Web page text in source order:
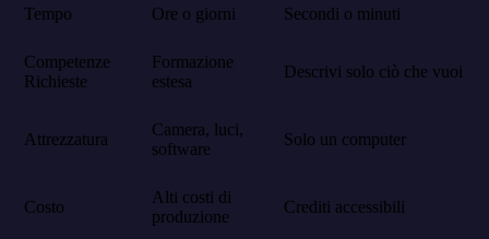
Tempo Ore o giorni Secondi o minuti
Competenze
Richieste
Formazione
estesa
Descrivi solo ciò che vuoi
Attrezzatura
Camera, luci,
software
Solo un computer
Costo
Alti costi di
produzione
Crediti accessibili